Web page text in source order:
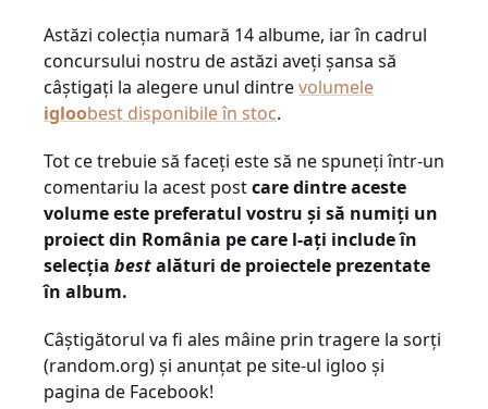
Astăzi colecţia numară 14 albume, iar în cadrul
concursului nostru de astăzi aveţi şansa să
câştigaţi la alegere unul dintrevolumele
igloobest disponibile în stoc.
Tot ce trebuie să faceţi este să ne spuneţi într-un
comentariu la acest postcare dintre aceste
volume este preferatul vostru şi să numiţi un
proiect din România pe care l-aţi include în
selecţia bestalături de proiectele prezentate
în album.
Câştigătorul va fi ales mâine prin tragere la sorţi
(random.org) şi anunţat pe site-ul igloo şi
pagina de Facebook!